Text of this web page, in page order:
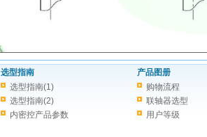
选型指南
选型指南(1)
选型指南(2)
内密控产品参数
产品图册
购物流程
联轴器选型
用户等级